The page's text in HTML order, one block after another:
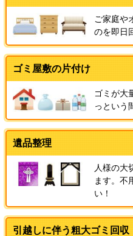
ご家庭や
のを即日
ゴミ屋敷の片付け
ゴミが大
っという
遺品整理
人様の大
ます。不
い！
引越しに伴う粗大ゴミ回収